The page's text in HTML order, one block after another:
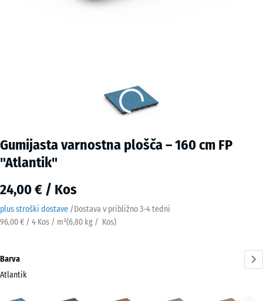
Gumijasta varnostna plošča – 160 cm FP
"Atlantik"
24,00 € / Kos
plus stroški dostave /Dostava v približno3-4 tedni
96,00 € / 4 Kos / m²(6,80 kg / Kos)
Barva
Atlantik
Levandula